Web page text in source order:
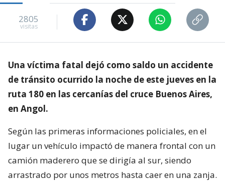
2805
visitas
Una víctima fatal dejó como saldo un accidente
de tránsito ocurrido la noche de este jueves en la
ruta 180 en las cercanías del cruce Buenos Aires,
en Angol.
Según las primeras informaciones policiales, en el
lugar un vehículo impactó de manera frontal con un
camión maderero que se dirigía al sur, siendo
arrastrado por unos metros hasta caer en una zanja.